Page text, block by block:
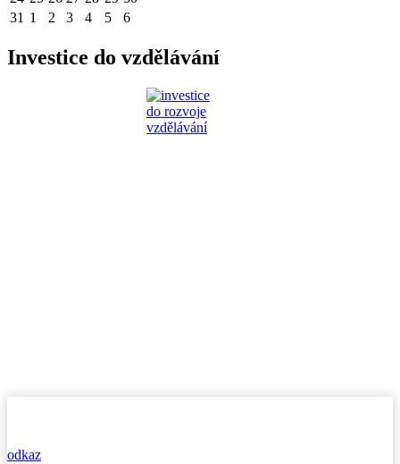
31 1 2 3 4 5 6
Investice do vzdělávání
odkaz